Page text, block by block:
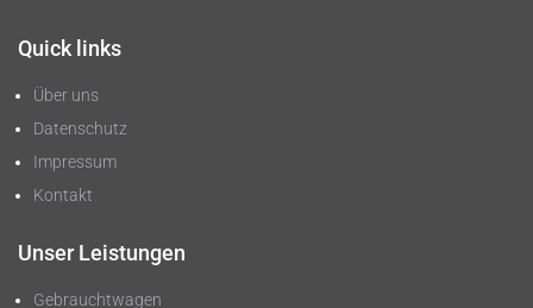
Quick links
Über uns
Datenschutz
Impressum
Kontakt
Unser Leistungen
Gebrauchtwagen